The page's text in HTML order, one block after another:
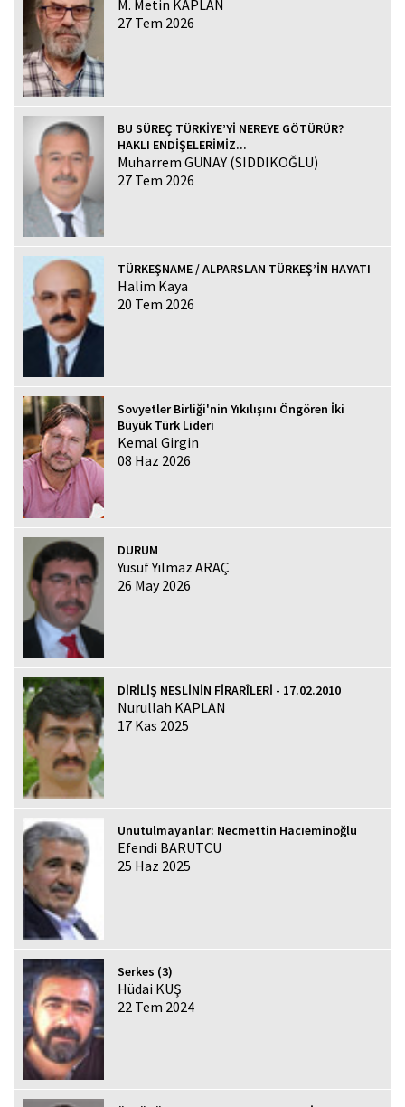
M. Metin KAPLAN
27 Tem 2026
BU SÜREÇ TÜRKİYE’Yİ NEREYE GÖTÜRÜR?
HAKLI ENDİŞELERİMİZ...
Muharrem GÜNAY (SIDDIKOĞLU)
27 Tem 2026
TÜRKEŞNAME / ALPARSLAN TÜRKEŞ’İN HAYATI
Halim Kaya
20 Tem 2026
Sovyetler Birliği'nin Yıkılışını Öngören İki
Büyük Türk Lideri
Kemal Girgin
08 Haz 2026
DURUM
Yusuf Yılmaz ARAÇ
26 May 2026
DİRİLİŞ NESLİNİN FİRARÎLERİ - 17.02.2010
Nurullah KAPLAN
17 Kas 2025
Unutulmayanlar: Necmettin Hacıeminoğlu
Efendi BARUTCU
25 Haz 2025
Serkes (3)
Hüdai KUŞ
22 Tem 2024